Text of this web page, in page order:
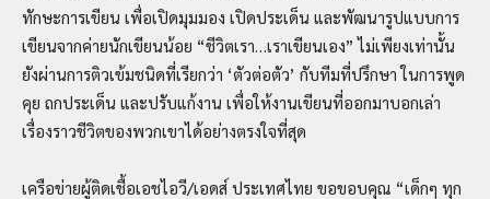
ทักษะการเขียน เพื่อเปิดมุมมอง เปิดประเด็น และพัฒนารูปแบบการ
เขียนจากค่ายนักเขียนน้อย “ชีวิตเรา…เราเขียนเอง” ไม่เพียงเท่านั้น
ยังผ่านการติวเข้มชนิดที่เรียกว่า ‘ตัวต่อตัว’ กับทีมที่ปรึกษา ในการพูด
คุย ถกประเด็น และปรับแก้งาน เพื่อให้งานเขียนที่ออกมาบอกเล่า
เรื่องราวชีวิตของพวกเขาได้อย่างตรงใจที่สุด
เครือข่ายผู้ติดเชื้อเอชไอวี/เอดส์ ประเทศไทย ขอขอบคุณ “เด็กๆ ทุก